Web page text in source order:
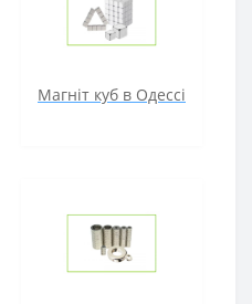
Магніт куб в Одессі